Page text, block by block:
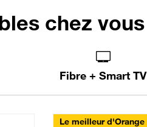
chez vous
Fibre + Smart TV
Le meilleur d'Orange